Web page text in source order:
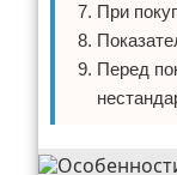
При
Перед